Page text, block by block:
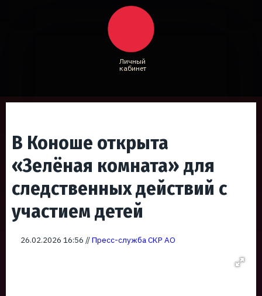
Личный
кабинет
В Коноше открыта
«Зелёная комната» для
следственных действий с
участием детей
26.02.2026 16:56 //Пресс-служба СКР АО